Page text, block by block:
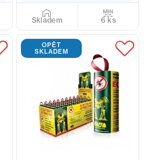
Skladem 6 ks
OPĚT
SKLADEM